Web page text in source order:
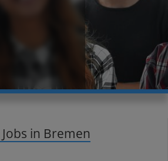
in Bremen